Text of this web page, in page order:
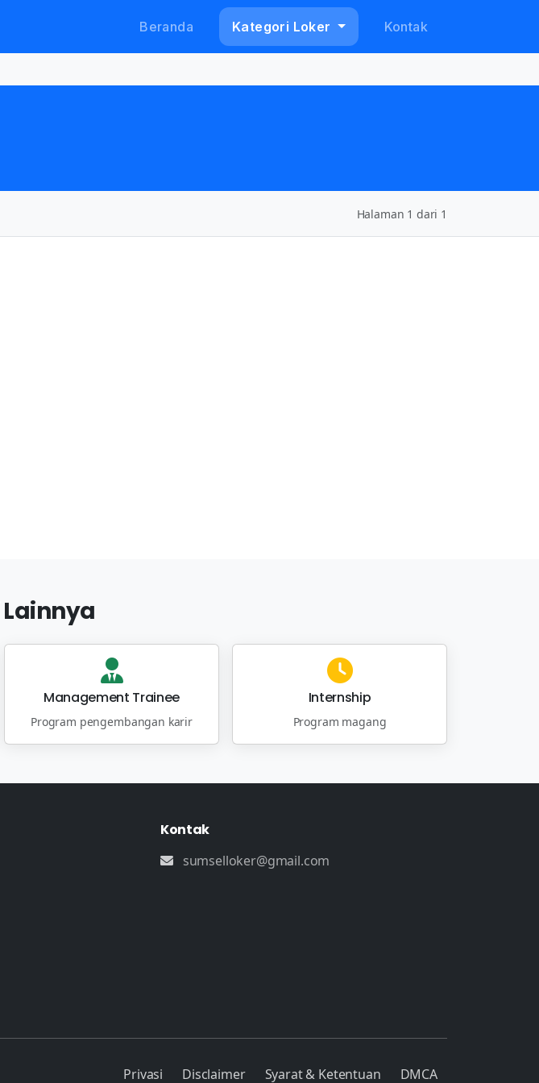
Beranda Kategori Loker Kontak
Halaman 1 dari 1
Management Trainee
Program pengembangan karir
Internship
Program magang
Kontak
sumselloker@gmail.com
Privasi Disclaimer Syarat & Ketentuan DMCA